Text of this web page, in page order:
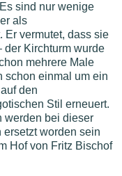
sind nur wenige
als
Er vermutet, dass sie
der Kirchturm wurde
mehrere Male
schon einmal um ein
den
Stil erneuert.
werden bei dieser
worden sein
Hof von Fritz Bischof